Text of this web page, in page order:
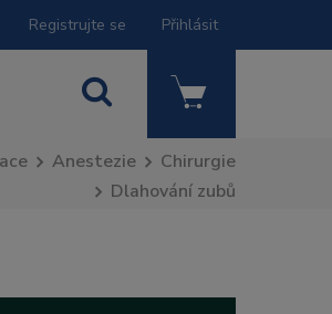
Registrujte se Přihlásit
Anestezie
Chirurgie
Dlahování zubů